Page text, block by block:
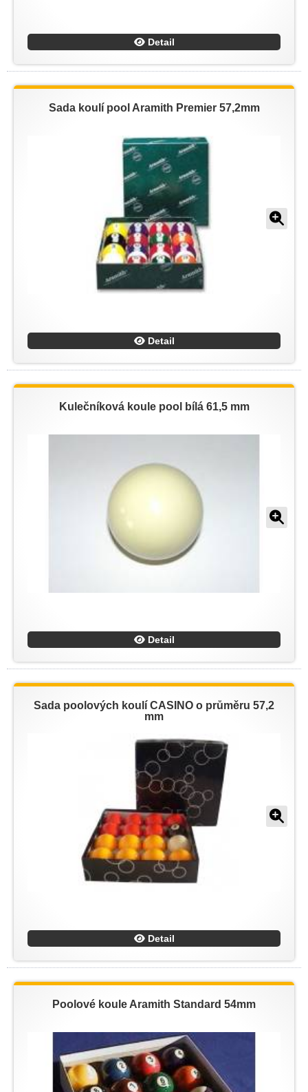
Detail
Sada koulí pool Aramith Premier 57,2mm
Detail
Kulečníková koule pool bílá 61,5 mm
Detail
Sada poolových koulí CASINO o průměru 57,2
mm
Detail
Poolové koule Aramith Standard 54mm